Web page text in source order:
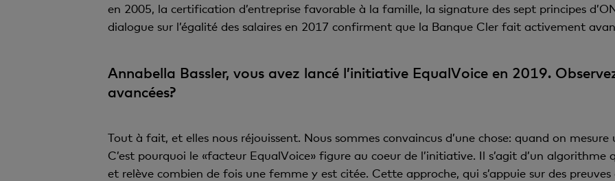
en 2005, la certification d’entreprise favorable à la famille, la signature des sept principes
dialogue sur l’égalité des salaires en 2017 confirment que la Banque Cler fait activement
Annabella Bassler, vous avez lancé l’initiative EqualVoice en 2019.
avancées?
Tout à fait, et elles nous réjouissent. Nous sommes convaincus d’une chose: quand on
C’est pourquoi le «facteur EqualVoice» figure au coeur de l’initiative. Il s’agit d’un algorithme
et relève combien de fois une femme y est citée. Cette approche, qui s’appuie sur des